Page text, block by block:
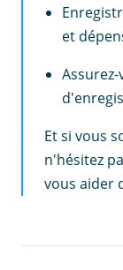
et
Et si vous
n'hésitez
vous aider